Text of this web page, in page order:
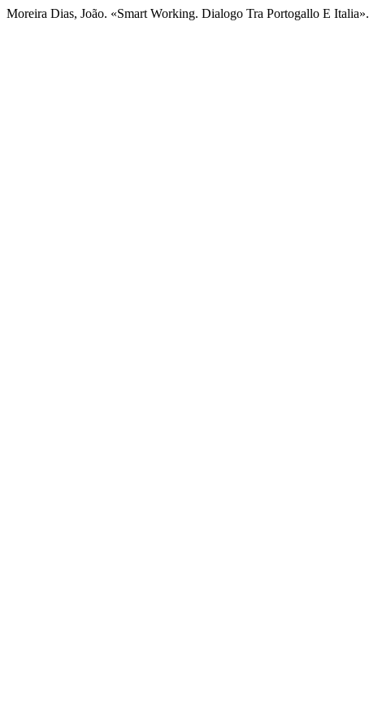
Moreira Dias, João. «Smart Working. Dialogo Tra Portogallo E Italia».